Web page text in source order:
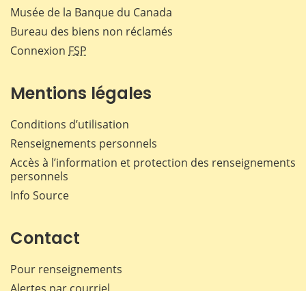
Musée de la Banque du Canada
Bureau des biens non réclamés
Connexion FSP
Mentions légales
Conditions d’utilisation
Renseignements personnels
Accès à l’information et protection des renseignements
personnels
Info Source
Contact
Pour renseignements